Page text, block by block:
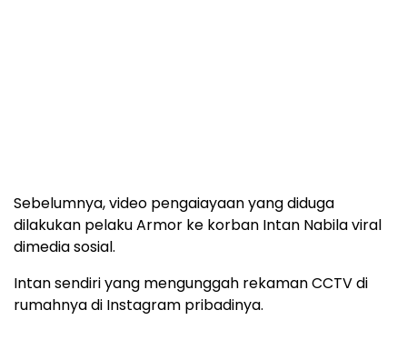
Sebelumnya, video pengaiayaan yang diduga
dilakukan pelaku Armor ke korban Intan Nabila viral
dimedia sosial.
Intan sendiri yang mengunggah rekaman CCTV di
rumahnya di Instagram pribadinya.